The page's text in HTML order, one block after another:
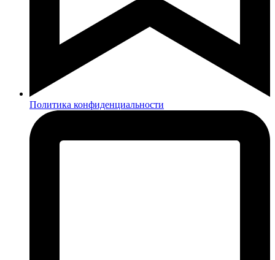
Политика конфиденциальности